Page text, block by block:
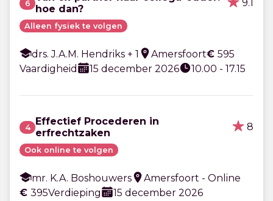
6
hoe dan?
9.1
Alleen fysiek te volgen
drs. J.A.M. Hendriks + 1 Amersfoort€ 595
Vaardigheid
15 december 2026 10.00 - 17.15
4
Effectief Procederen in
erfrechtzaken
8
Ook online te volgen
mr. K.A. Boshouwers
Amersfoort - Online
€ 395Verdieping
15 december 2026